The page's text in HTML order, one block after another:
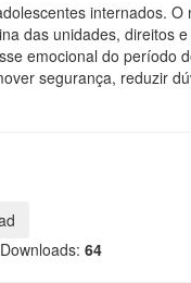
internados.
das unidades, direitos
emocional do período
segurança, reduzir
Downloads: 64